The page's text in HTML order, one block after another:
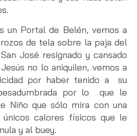
Portal de Belén, vemos a
de tela sobre la paja del
José resignado y cansado
no lo aniquilen, vemos a
por haber tenido a su
por lo que le
Niño que sólo mira con una
calores físicos que le
y al buey.